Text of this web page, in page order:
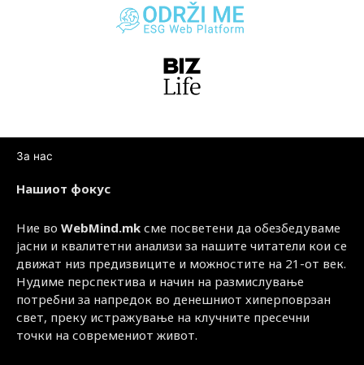
За нас
Нашиот фокус
Ние во WebMind.mk сме посветени да обезбедуваме
јасни и квалитетни анализи за нашите читатели кои се
движат низ предизвиците и можностите на 21-от век.
Нудиме перспектива и начин на размислување
потребни за напредок во денешниот хиперповрзан
свет, преку истражување на клучните пресечни
точки на современиот живот.